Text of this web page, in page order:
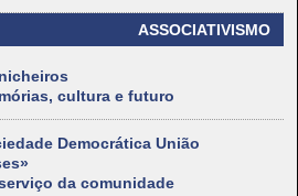
ASSOCIATIVISMO
cultura e futuro
Democrática União
da comunidade